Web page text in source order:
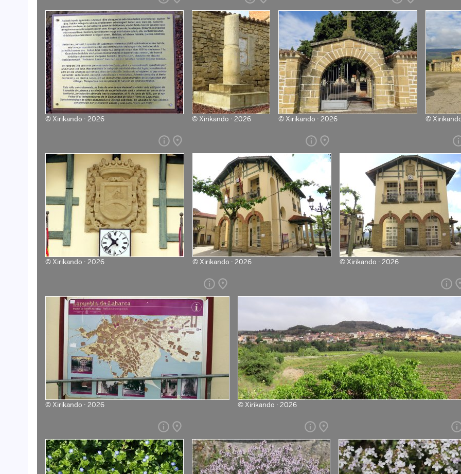
©Xirikando · 2026 ©Xirikando · 2026 ©Xirikando · 2026 ©
info place
©Xirikando · 2026
info place
©Xirikando · 2026 ©Xirikando · 2026
info place
©Xirikando · 2026
info
©Xirikando · 2026
info place info place